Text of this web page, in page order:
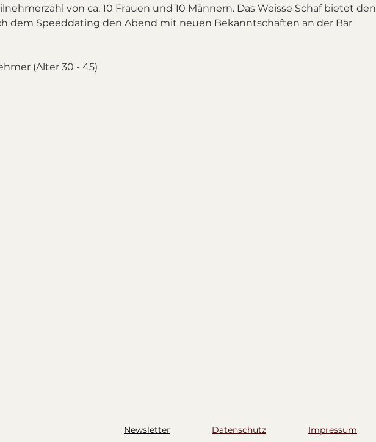
von ca. 10 Frauen und 10 Männern. Das Weisse Schaf bietet den
dem Speeddating den Abend mit neuen Bekanntschaften an der Bar
(Alter 30 - 45)
Newsletter Datenschutz Impressum